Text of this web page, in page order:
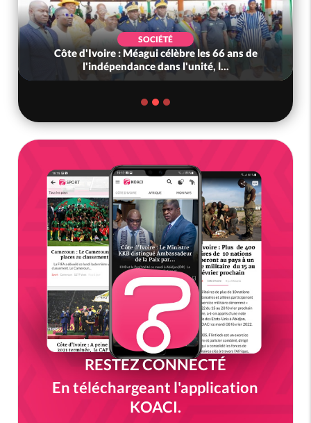
SOCIÉTÉ
Côte d'Ivoire : Méagui célèbre les 66 ans de
l'indépendance dans l'unité, l...
RESTEZ CONNECTÉ
En téléchargeant l'application
KOACI.